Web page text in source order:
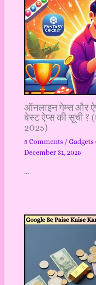
ऑनलाइन गेम्स और
बेस्ट ऐप्स की सूची
2025)
5 Comments /
December 31, 2025
…